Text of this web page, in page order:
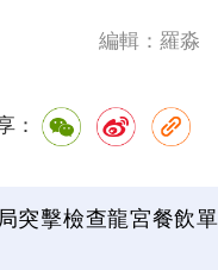
編輯：羅淼
：
突擊檢查龍宮餐飲單